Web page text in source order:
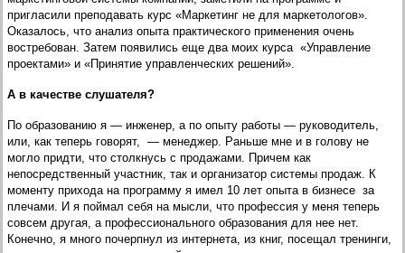
пригласили преподавать курс «Маркетинг не для маркетологов».
Оказалось, что анализ опыта практического применения очень
востребован. Затем появились еще два моих курса «Управление
проектами» и «Принятие управленческих решений».
А в качестве слушателя?
По образованию я — инженер, а по опыту работы — руководитель,
или, как теперь говорят, — менеджер. Раньше мне и в голову не
могло придти, что столкнусь с продажами. Причем как
непосредственный участник, так и организатор системы продаж. К
моменту прихода на программу я имел 10 лет опыта в бизнесе за
плечами. И я поймал себя на мысли, что профессия у меня теперь
совсем другая, а профессионального образования для нее нет.
Конечно, я много почерпнул из интернета, из книг, посещал тренинги,